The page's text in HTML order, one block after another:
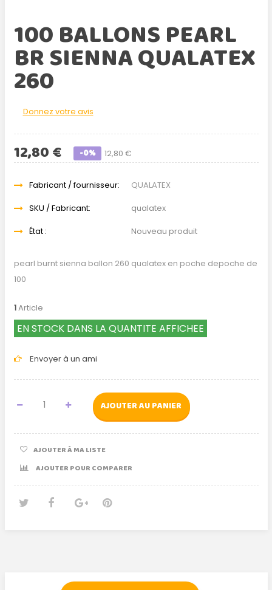
100 BALLONS PEARL
BR SIENNA QUALATEX
260
Donnez votre avis
12,80 €
12,80 € -0%
Fabricant / fournisseur:
QUALATEX
SKU / Fabricant:
qualatex
État :
Nouveau produit
pearl burnt sienna ballon 260 qualatex en poche depoche de
100
1Article
EN STOCK DANS LA QUANTITE AFFICHEE
Envoyer à un ami
AJOUTER AU PANIER
AJOUTER À MA LISTE
AJOUTER POUR COMPARER